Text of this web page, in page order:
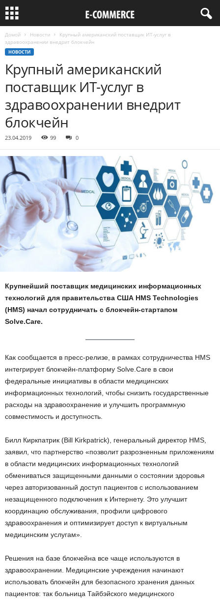
Домой Новости
Крупный американский поставщик ИТ-услуг в
здравоохранении внедрит блокчейн
НОВОСТИ
Крупный американский
поставщик ИТ-услуг в
здравоохранении внедрит
блокчейн
23.04.2019 99 0
Крупнейший поставщик медицинских информационных
технологий для правительства США HMS Technologies
(HMS) начал сотрудничать с блокчейн-стартапом
Solve.Care.
Как сообщается в пресс-релизе, в рамках сотрудничества HMS
интегрирует блокчейн-платформу Solve.Care в свои
федеральные инициативы в области медицинских
информационных технологий, чтобы снизить государственные
расходы на здравоохранение и улучшить программную
совместимость и доступность.
Билл Киркпатрик (Bill Kirkpatrick), генеральный директор HMS,
заявил, что партнерство «позволит разрозненным приложениям
в области медицинских информационных технологий
обмениваться защищенными данными о состоянии здоровья
через авторизованный доступ пациентов с использованием
незащищенного подключения к Интернету. Это улучшит
координацию обслуживания, профили цифрового
здравоохранения и оптимизирует доступ к виртуальным
медицинским услугам».
Решения на базе блокчейна все чаще используются в
здравоохранении. Медицинские учреждения начинают
использовать блокчейн для безопасного хранения данных
пациентов: так больница Тайбэйского медицинского